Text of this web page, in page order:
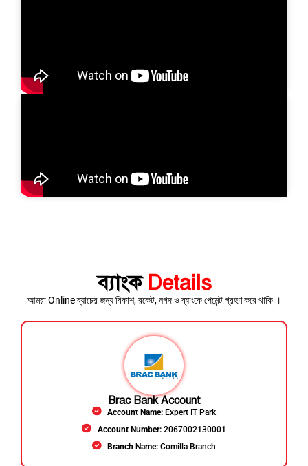
ব্যাংক Details
আমরা Online ব্যাচের জন্য বিকাশ, রকেট, নগদ ও ব্যাংকে পেমেন্ট গ্রহণ করে থাকি ।
Brac Bank Account
Account Name: Expert IT Park
Account Number:2067002130001
Branch Name: Comilla Branch